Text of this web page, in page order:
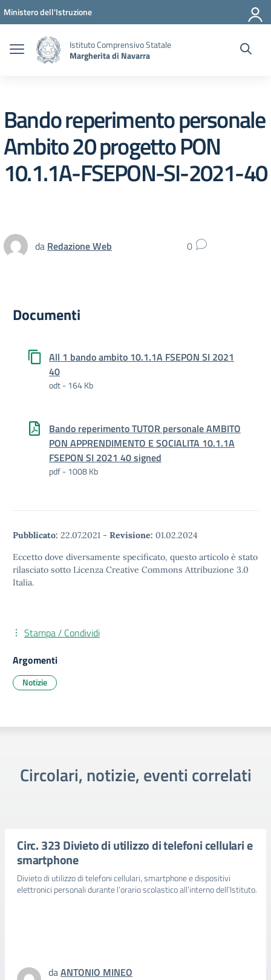
Vai ai contenuti
Vai al menu di navigazione
Vai al footer
Ministero dell'Istruzione
Istituto Comprensivo Statale
Margherita di Navarra
Bando reperimento personale
Ambito 20 progetto PON
10.1.1A-FSEPON-SI-2021-40
da Redazione Web 0
Documenti
All 1 bando ambito 10.1.1A FSEPON SI 2021
40
odt - 164 Kb
Bando reperimento TUTOR personale AMBITO
PON APPRENDIMENTO E SOCIALITA 10.1.1A
FSEPON SI 2021 40 signed
pdf - 1008 Kb
Pubblicato: 22.07.2021 - Revisione: 01.02.2024
Eccetto dove diversamente specificato, questo articolo è stato
rilasciato sotto Licenza Creative Commons Attribuzione 3.0
Italia.
Stampa / Condividi
Argomenti
Notizie
Circolari, notizie, eventi correlati
Circ. 323 Divieto di utilizzo di telefoni cellulari e
smartphone
Divieto di utilizzo di telefoni cellulari, smartphone e dispositivi
elettronici personali durante l’orario scolastico all’interno dell’Istituto.
daANTONIO MINEO